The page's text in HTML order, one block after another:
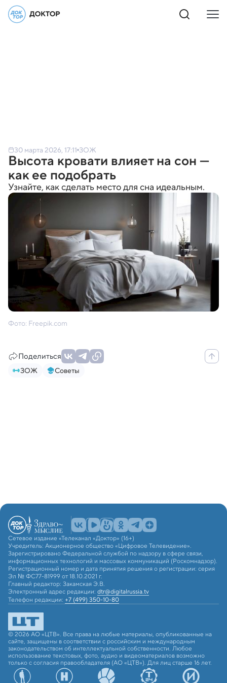
30 марта 2026, 17:11 ЗОЖ
Высота кровати влияет на сон —
как ее подобрать
Узнайте, как сделать место для сна идеальным.
Фото: Freepik.com
Поделиться
ЗОЖ Советы
Сетевое издание «Телеканал «Доктор» (16+)
Учредитель: Акционерное общество «Цифровое Телевидение».
Зарегистрировано Федеральной службой по надзору в сфере связи,
информационных технологий и массовых коммуникаций (Роскомнадзор).
Регистрационный номер и дата принятия решения о регистрации: серия
Эл № ФС77-81999 от 18.10.2021 г.
Главный редактор: Закамская Э.В.
Электронный адрес редакции: dtr@digitalrussia.tv
Телефон редакции: +7 (499) 350-10-80
© 2026 АО «ЦТВ». Все права на любые материалы, опубликованные на
сайте, защищены в соответствии с российским и международным
законодательством об интеллектуальной собственности. Любое
использование текстовых, фото, аудио и видеоматериалов возможно
только с согласия правообладателя (АО «ЦТВ»). Для лиц старше 16 лет.